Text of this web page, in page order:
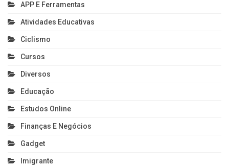
APP E Ferramentas
Atividades Educativas
Ciclismo
Cursos
Diversos
Educação
Estudos Online
Finanças E Negócios
Gadget
Imigrante